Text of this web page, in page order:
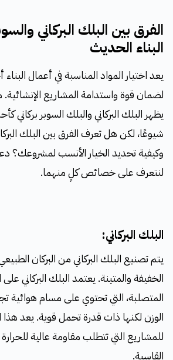
الفرق بين البلك البركاني
البناء الحديث
يعد اختيار المواد المناسبة في أعمال
لضمان قوة واستدامة المشاريع الإنشائية.
يظهر البلك البركاني والبلك السوبر بركاني
شيوعًا، لكن هل تعرف الفرق بين البلك
وكيفية تحديد الخيار الأنسب لمشروعك؟
لنتعرف على خصائص كلٍ منهما.
البلك البركاني:
يتم تصنيع البلك البركاني من البركان
الخفيفة والمتينة. يعتمد البلك البركاني على
المتصلبة، التي تحتوي على مسام هوائية
الوزن لكنها ذات قدرة تحمل قوية. يعد هذا
للمشاريع التي تتطلب مقاومة عالية
القاسية.